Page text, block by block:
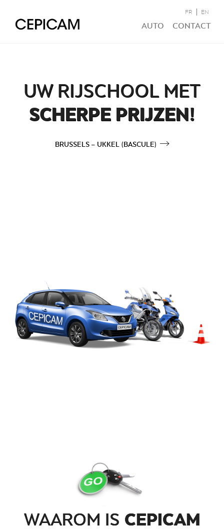
FR EN
AUTO CONTACT
UW RIJSCHOOL MET
SCHERPE PRIJZEN!
BRUSSELS – UKKEL (BASCULE)
WAAROM IS CEPICAM